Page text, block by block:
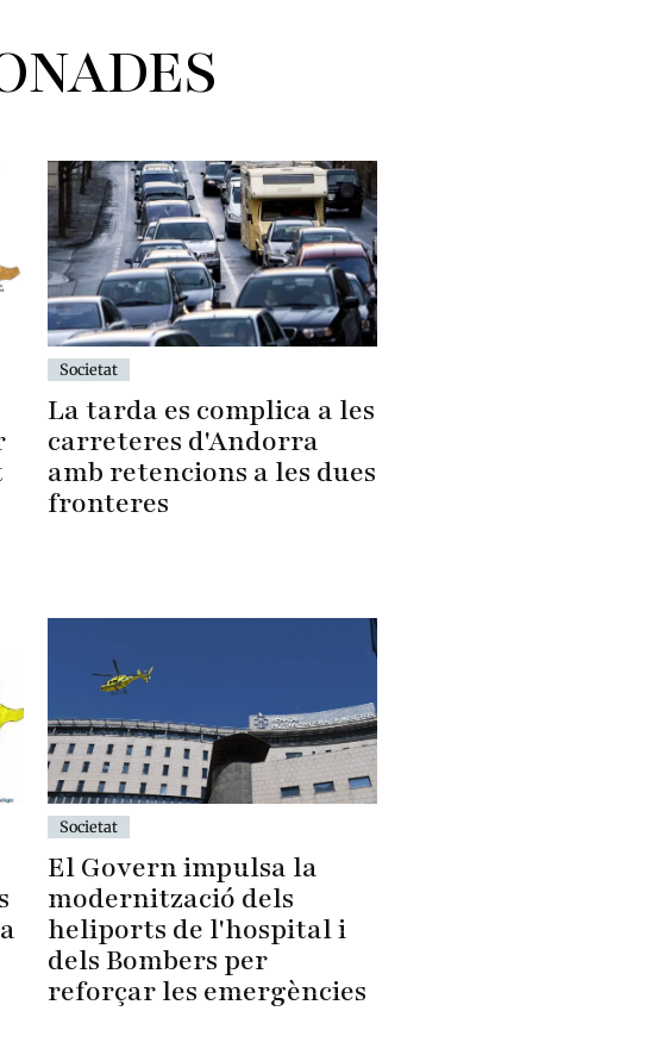
Societat
La tarda es complica a les
carreteres d'Andorra
amb retencions a les dues
fronteres
Societat
El Govern impulsa la
modernització dels
heliports de l'hospital i
dels Bombers per
reforçar les emergències